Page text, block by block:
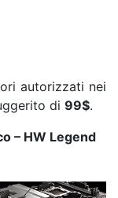
autorizzati nei
di 99$.
– HW Legend